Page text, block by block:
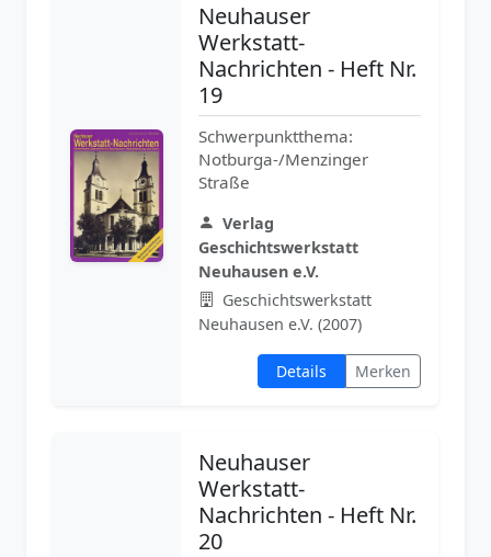
Neuhauser
Werkstatt-
Nachrichten - Heft Nr.
19
Schwerpunktthema:
Notburga-/Menzinger
Straße
Verlag
Geschichtswerkstatt
Neuhausen e.V.
Geschichtswerkstatt
Neuhausen e.V. (2007)
Details Merken
Neuhauser
Werkstatt-
Nachrichten - Heft Nr.
20